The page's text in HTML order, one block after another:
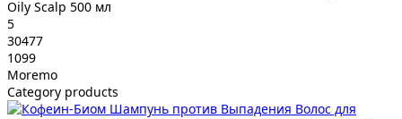
Oily Scalp 500 мл
5
30477
1099
Moremo
Category products